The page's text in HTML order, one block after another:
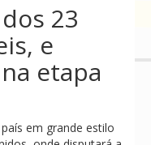
23
e
etapa
em grande estilo